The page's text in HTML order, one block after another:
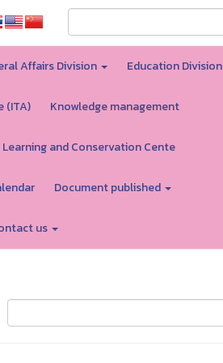
Affairs Division Education Division
(ITA) Knowledge management
and Conservation Cente
Document published
us